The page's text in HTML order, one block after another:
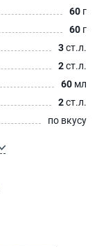
60 г
60 г
3ст.л.
2ст.л.
60 мл
2ст.л.
по вкусу